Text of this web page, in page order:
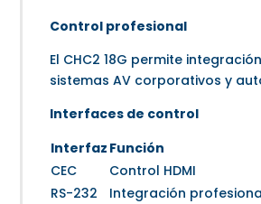
Control profesional
El CHC2 18G permite
sistemas AV corporativos y
Interfaces de control
Interfaz Función
CEC
Control HDMI
RS-232
Integración